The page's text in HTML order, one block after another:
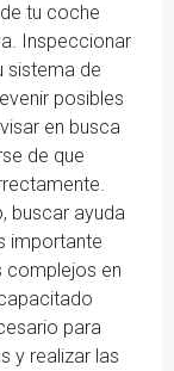
tu coche
Inspeccionar
sistema de
posibles
en busca
de que
buscar ayuda
importante
complejos en
para
y realizar las